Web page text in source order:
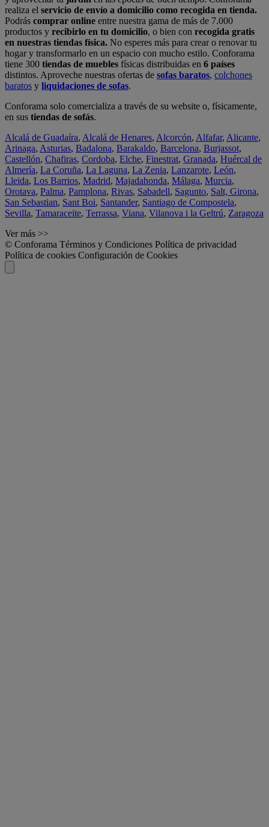
realiza el servicio de envío a domicilio como recogida en tienda.
Podrás comprar online entre nuestra gama de más de 7.000
productos y recibirlo en tu domicilio, o bien con recogida gratis
en nuestras tiendas física. No esperes más para crear o renovar tu
hogar y transformarlo en un espacio con mucho estilo. Conforama
tiene 300 tiendas de muebles físicas distribuidas en 6 países
distintos. Aproveche nuestras ofertas de sofas baratos, colchones
baratos y liquidaciones de sofas.
Conforama solo comercializa a través de su website o, físicamente,
en sus tiendas de sofás.
Alcalá de Guadaíra, Alcalá de Henares, Alcorcón, Alfafar, Alicante,
Arinaga, Asturias, Badalona, Barakaldo, Barcelona, Burjassot,
Castellón, Chafiras, Cordoba, Elche, Finestrat, Granada, Huércal de
Almería, La Coruña, La Laguna, La Zenia, Lanzarote, León,
Lleida, Los Barrios, Madrid, Majadahonda, Málaga, Murcia,
Orotava, Palma, Pamplona, Rivas, Sabadell, Sagunto, Salt, Girona,
San Sebastian, Sant Boi, Santander, Santiago de Compostela,
Sevilla, Tamaraceite, Terrassa, Viana, Vilanova i la Geltrú, Zaragoza
Ver más >>
© Conforama Términos y Condiciones Política de privacidad
Política de cookies Configuración de Cookies